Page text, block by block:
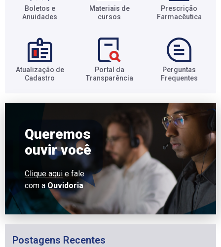
Boletos e
Anuidades​
Materiais de
cursos​
Prescrição
Farmacêutica​
Atualização de
Cadastro​
Portal da
Transparência​
Perguntas
Frequentes​
Queremos
ouvir você
Clique aqui e fale
com aOuvidoria
Postagens Recentes